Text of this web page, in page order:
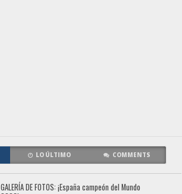
LO ÚLTIMO COMMENTS
GALERÍA DE FOTOS: ¡España campeón del Mundo